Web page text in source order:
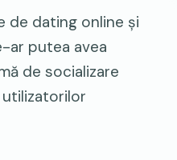
de dating online și
ar putea avea
de socializare